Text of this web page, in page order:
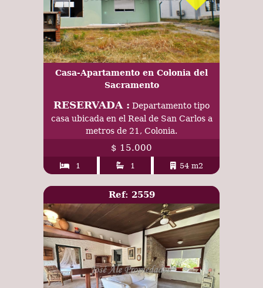
Casa-Apartamento en Colonia del
Sacramento
RESERVADA : Departamento tipo
casa ubicada en el Real de San Carlos a
metros de 21, Colonia.
$ 15.000
1 1 54 m2
Ref: 2559